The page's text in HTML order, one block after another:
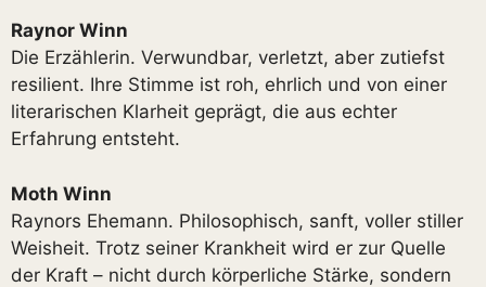
Raynor Winn
Die Erzählerin. Verwundbar, verletzt, aber zutiefst
resilient. Ihre Stimme ist roh, ehrlich und von einer
literarischen Klarheit geprägt, die aus echter
Erfahrung entsteht.
Moth Winn
Raynors Ehemann. Philosophisch, sanft, voller stiller
Weisheit. Trotz seiner Krankheit wird er zur Quelle
der Kraft – nicht durch körperliche Stärke, sondern